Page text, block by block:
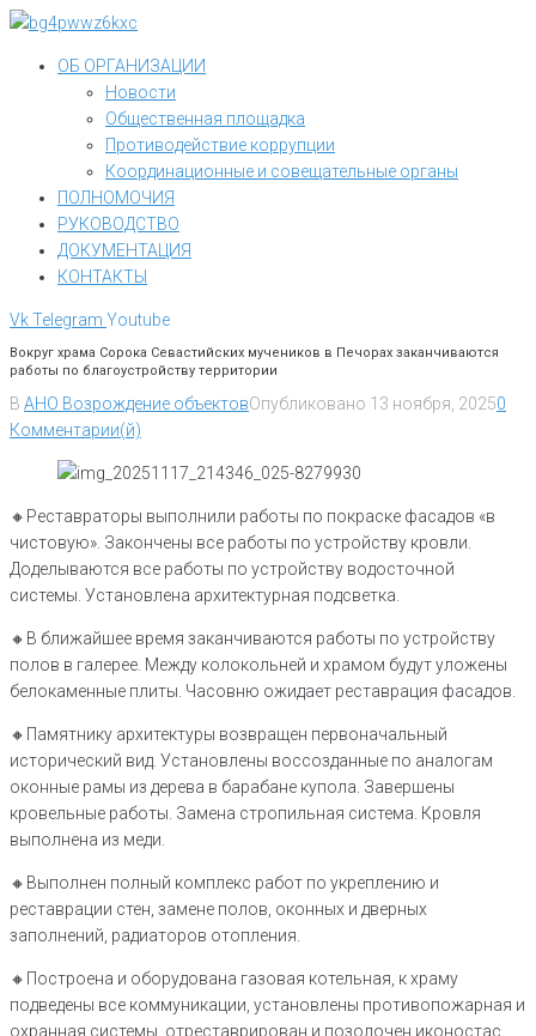
Перейти
контентуОБ ОРГАНИЗАЦИИ
Новости
Общественная площадка
Противодействие коррупции
Координационные и совещательные органы
ПОЛНОМОЧИЯ
РУКОВОДСТВО
ДОКУМЕНТАЦИЯ
КОНТАКТЫ
VkTelegram Youtube
Вокруг храма Сорока Севастийских мучеников в Печорах заканчиваются
работы по благоустройству территории
В АНО Возрождение объектовОпубликовано 13 ноября, 20250
Комментарии(й)
🔸Реставраторы выполнили работы по покраске фасадов «в
чистовую». Закончены все работы по устройству кровли.
Доделываются все работы по устройству водосточной
системы. Установлена архитектурная подсветка.
🔸В ближайшее время заканчиваются работы по устройству
полов в галерее. Между колокольней и храмом будут уложены
белокаменные плиты. Часовню ожидает реставрация фасадов.
🔸Памятнику архитектуры возвращен первоначальный
исторический вид. Установлены воссозданные по аналогам
оконные рамы из дерева в барабане купола. Завершены
кровельные работы. Замена стропильная система. Кровля
выполнена из меди.
🔸Выполнен полный комплекс работ по укреплению и
реставрации стен, замене полов, оконных и дверных
заполнений, радиаторов отопления.
🔸Построена и оборудована газовая котельная, к храму
подведены все коммуникации, установлены противопожарная и
охранная системы, отреставрирован и позолочен иконостас.